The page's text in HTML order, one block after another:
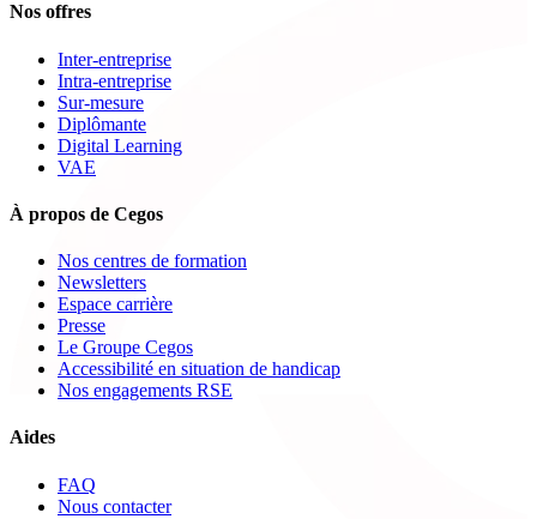
Nos offres
Inter-entreprise
Intra-entreprise
Sur-mesure
Diplômante
Digital Learning
VAE
À propos de Cegos
Nos centres de formation
Newsletters
Espace carrière
Presse
Le Groupe Cegos
Accessibilité en situation de handicap
Nos engagements RSE
Aides
FAQ
Nous contacter